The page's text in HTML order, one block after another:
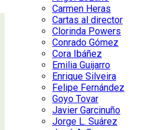
Carmen Heras
Cartas al director
Clorinda Powers
Conrado Gómez
Cora Ibáñez
Emilia Guijarro
Enrique Silveira
Felipe Fernández
Goyo Tovar
Javier Garcinuño
Jorge L. Suárez